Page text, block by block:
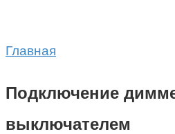
Главная
Подключение
выключателем